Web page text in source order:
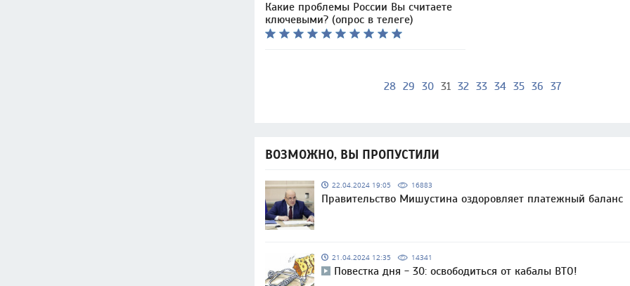
Какие проблемы России Вы считаете
ключевыми? (опрос в телеге)
28 29 30 31 32 33 34 35 36 37
ВОЗМОЖНО, ВЫ ПРОПУСТИЛИ
22.04.2024 19:05 16883
Правительство Мишустина оздоровляет платежный баланс
21.04.2024 12:35 14341
Повестка дня - 30: освободиться от кабалы ВТО!